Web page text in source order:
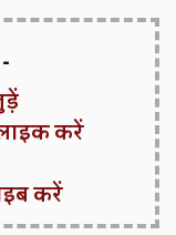
करें
करें